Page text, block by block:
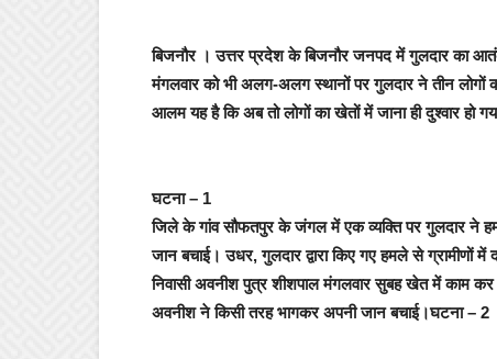
बिजनौर। उत्तर प्रदेश के बिजनौर जनपद में गुलदार का
मंगलवार को भी अलग-अलग स्थानों पर गुलदार ने तीन
आलम यह है कि अब तो लोगों का खेतों में जाना ही दुश्वार हो
घटना – 1
जिले के गांव सौफतपुर के जंगल में एक व्यक्ति पर गुलदार ने
जान बचाई। उधर, गुलदार द्वारा किए गए हमले से ग्रामीणों
निवासी अवनीश पुत्र शीशपाल मंगलवार सुबह खेत में काम
अवनीश ने किसी तरह भागकर अपनी जान बचाई।घटना – 2